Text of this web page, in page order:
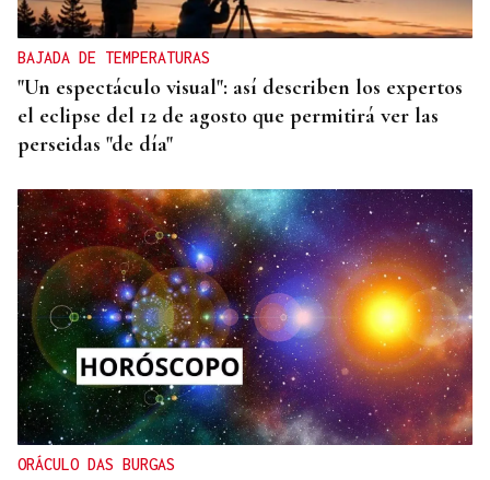
BAJADA DE TEMPERATURAS
"Un espectáculo visual": así describen los expertos
el eclipse del 12 de agosto que permitirá ver las
perseidas "de día"
ORÁCULO DAS BURGAS